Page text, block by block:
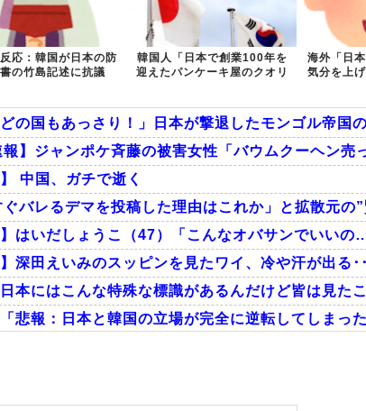
応：韓国が日本の防
の竹島記述に抗議
韓国人「日本で創業100年を
迎えたパンケーキ屋のクオリ
海外「日
気分を上
の国もあっさり！」日本が撃退したモンゴル帝国
報】ジャンポケ斉藤の被害女性「バウムクーヘン
】 中国、ガチで逝く
ぐバレるデマを投稿した理由はこれか」と拡散元の
】はいだしょうこ（47）「こんなオバサンでいいの
】深田えいみのスッピンを見たワイ、冷や汗が出る･
本にはこんな特殊な標識があるんだけど皆は見た
悲報：日本と韓国の立場が完全に逆転してしま
ようこそ」冨安健洋、クリスタルパレス加入が決